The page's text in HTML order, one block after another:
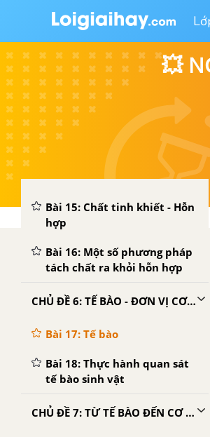
💥
dụng
Bài 12: Nhiên liệu và an ninh
năng lượng
Bài 13: Một số nguyên liệu
Bài 14: Một số lương thực,
thực phẩm
CHỦ ĐỀ 5: CHẤT TINH KHIẾT - HỖN HỢP. PHƯƠNG PHÁP TÁCH CHẤT
Bài 15: Chất tinh khiết - Hỗn
hợp
Bài 16: Một số phương pháp
tách chất ra khỏi hỗn hợp
CHỦ ĐỀ 6: TẾ BÀO - ĐƠN VỊ CƠ SỞ CỦA SỰ SỐNG
Bài 17: Tế bào
Bài 18: Thực hành quan sát
tế bào sinh vật
CHỦ ĐỀ 7: TỪ TẾ BÀO ĐẾN CƠ THỂ